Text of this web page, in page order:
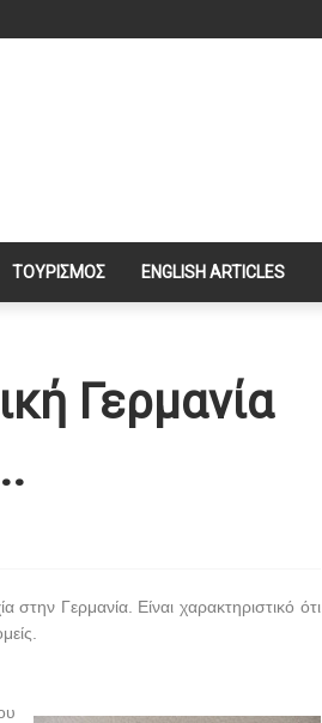
ΤΟΥΡΙΣΜΟΣ ENGLISH ARTICLES
Γερμανία
στην Γερμανία. Είναι χαρακτηριστικό ότι